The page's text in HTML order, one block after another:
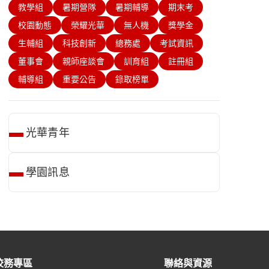
教學組 暑期營隊 暑期輔導
期末考
校園動態
榮耀光華 無人機
獎學金
生輔組
科技創新 總務處
考試資訊
董事會
親師座談會 訓育組
註冊組
輔導組
重要公告 錄取榜單
光華青年
學園訊息
務專區 聯絡與資源